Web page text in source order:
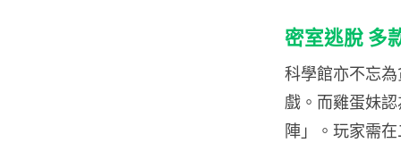
密室逃脫 多
科學館亦不忘
戲。而雞蛋妹
陣」。玩家需